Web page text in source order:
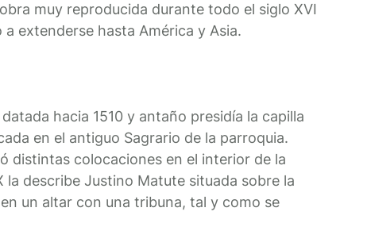
muy reproducida durante todo el siglo XVI
extenderse hasta América y Asia.
hacia 1510 y antaño presidía la capilla
en el antiguo Sagrario de la parroquia.
distintas colocaciones en el interior de la
la describe Justino Matute situada sobre la
un altar con una tribuna, tal y como se